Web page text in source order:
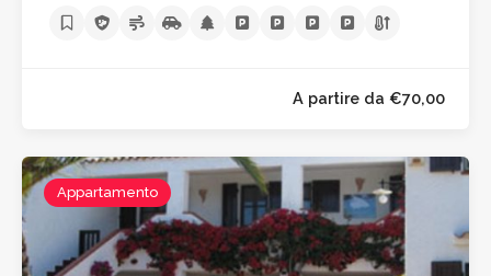
A partire da
Appartamento